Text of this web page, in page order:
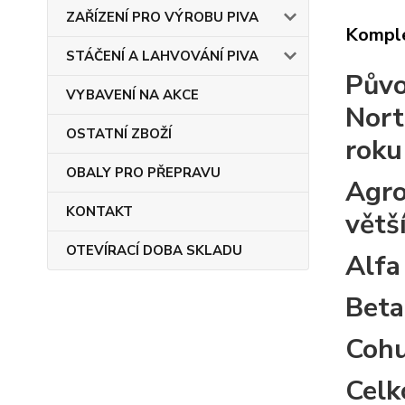
ZAŘÍZENÍ PRO VÝROBU PIVA
STÁČENÍ A LAHVOVÁNÍ PIVA
VYBAVENÍ NA AKCE
OSTATNÍ ZBOŽÍ
OBALY PRO PŘEPRAVU
KONTAKT
OTEVÍRACÍ DOBA SKLADU
Alfa